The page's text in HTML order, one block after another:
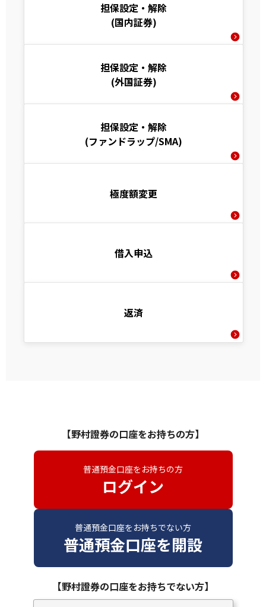
担保設定・解除
(国内証券)
担保設定・解除
(外国証券)
担保設定・解除
(ファンドラップ/SMA)
極度額変更
借入申込
返済
【野村證券の口座をお持ちの方】
普通預金口座をお持ちの方
ログイン
普通預金口座をお持ちでない方
普通預金口座を開設
【野村證券の口座をお持ちでない方】